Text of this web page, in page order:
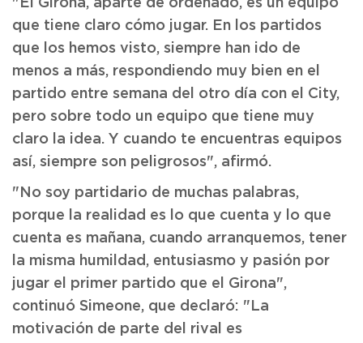
"El Girona, aparte de ordenado, es un equipo
que tiene claro cómo jugar. En los partidos
que los hemos visto, siempre han ido de
menos a más, respondiendo muy bien en el
partido entre semana del otro día con el City,
pero sobre todo un equipo que tiene muy
claro la idea. Y cuando te encuentras equipos
así, siempre son peligrosos", afirmó.
"No soy partidario de muchas palabras,
porque la realidad es lo que cuenta y lo que
cuenta es mañana, cuando arranquemos, tener
la misma humildad, entusiasmo y pasión por
jugar el primer partido que el Girona",
continuó Simeone, que declaró: "La
motivación de parte del rival es